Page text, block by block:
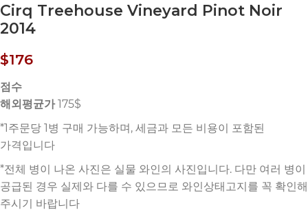
Cirq Treehouse Vineyard Pinot Noir
2014
$176
점수
해외평균가175$